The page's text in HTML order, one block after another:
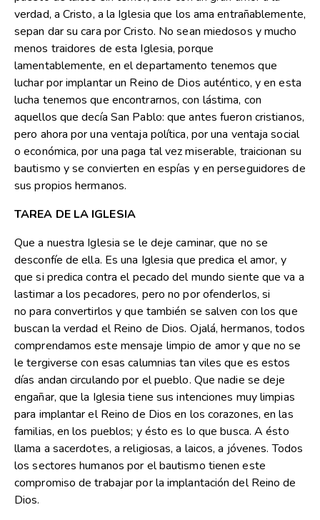
verdad, a Cristo, a la Iglesia que los ama entrañablemente,
sepan dar su cara por Cristo. No sean miedosos y mucho
menos traidores de esta Iglesia, porque
lamentablemente, en el departamento tenemos que
luchar por implantar un Reino de Dios auténtico, y en esta
lucha tenemos que encontrarnos, con lástima, con
aquellos que decía San Pablo: que antes fueron cristianos,
pero ahora por una ventaja política, por una ventaja social
o económica, por una paga tal vez miserable, traicionan su
bautismo y se convierten en espías y en perseguidores de
sus propios hermanos.
TAREA DE LA IGLESIA
Que a nuestra Iglesia se le deje caminar, que no se
desconfíe de ella. Es una Iglesia que predica el amor, y
que si predica contra el pecado del mundo siente que va a
lastimar a los pecadores, pero no por ofenderlos, si
no para convertirlos y que también se salven con los que
buscan la verdad el Reino de Dios. Ojalá, hermanos, todos
comprendamos este mensaje limpio de amor y que no se
le tergiverse con esas calumnias tan viles que es estos
días andan circulando por el pueblo. Que nadie se deje
engañar, que la Iglesia tiene sus intenciones muy limpias
para implantar el Reino de Dios en los corazones, en las
familias, en los pueblos; y ésto es lo que busca. A ésto
llama a sacerdotes, a religiosas, a laicos, a jóvenes. Todos
los sectores humanos por el bautismo tienen este
compromiso de trabajar por la implantación del Reino de
Dios.